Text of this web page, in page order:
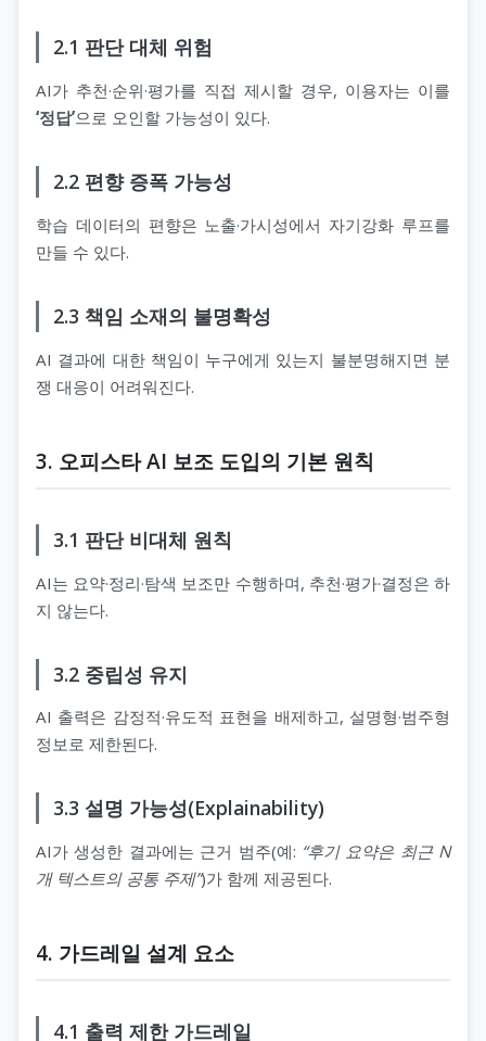
2.1 판단 대체 위험
AI가 추천·순위·평가를 직접 제시할 경우, 이용자는 이를
‘정답’으로 오인할 가능성이 있다.
2.2 편향 증폭 가능성
학습 데이터의 편향은 노출·가시성에서 자기강화 루프를
만들 수 있다.
2.3 책임 소재의 불명확성
AI 결과에 대한 책임이 누구에게 있는지 불분명해지면 분
쟁 대응이 어려워진다.
3. 오피스타 AI 보조 도입의 기본 원칙
3.1 판단 비대체 원칙
AI는 요약·정리·탐색 보조만 수행하며, 추천·평가·결정은 하
지 않는다.
3.2 중립성 유지
AI 출력은 감정적·유도적 표현을 배제하고, 설명형·범주형
정보로 제한된다.
3.3 설명 가능성(Explainability)
AI가 생성한 결과에는 근거 범주(예: “후기 요약은 최근 N
개 텍스트의 공통 주제”)가 함께 제공된다.
4. 가드레일 설계 요소
4.1 출력 제한 가드레일